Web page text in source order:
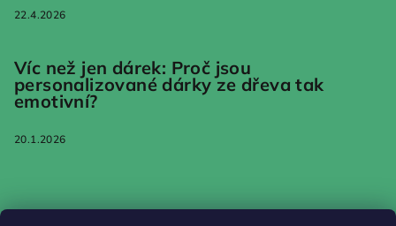
22.4.2026
Víc než jen dárek: Proč jsou
personalizované dárky ze dřeva tak
emotivní?
20.1.2026